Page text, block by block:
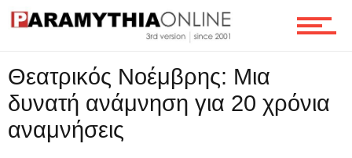
Ροή
Επικοινωνία
Θεατρικός Νοέμβρης: Μια
δυνατή ανάμνηση για 20 χρόνια
αναμνήσεις